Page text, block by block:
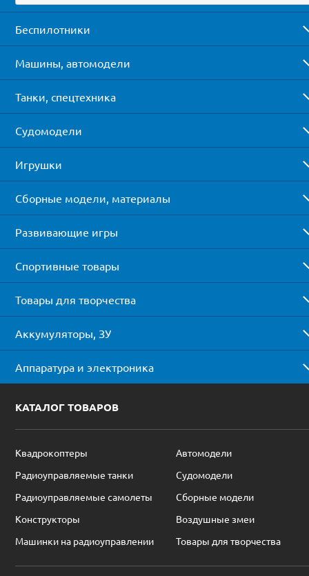
Беспилотники
Машины, автомодели
Танки, спецтехника
Судомодели
Игрушки
Сборные модели, материалы
Развивающие игры
Спортивные товары
Товары для творчества
Аккумуляторы, ЗУ
Аппаратура и электроника
КАТАЛОГ ТОВАРОВ
Квадрокоптеры
Автомодели
Радиоуправляемые танки
Судомодели
Радиоуправляемые самолеты
Сборные модели
Конструкторы
Воздушные змеи
Машинки на радиоуправлении
Товары для творчества